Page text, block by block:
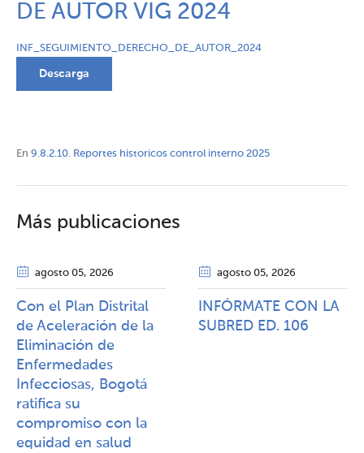
DE AUTOR VIG 2024
INF_SEGUIMIENTO_DERECHO_DE_AUTOR_2024
Descarga
En 9.8.2.10. Reportes historicos control interno 2025
Más publicaciones
agosto 05, 2026
Con el Plan Distrital
de Aceleración de la
Eliminación de
Enfermedades
Infecciosas, Bogotá
ratifica su
compromiso con la
equidad en salud
agosto 05, 2026
INFÓRMATE CON LA
SUBRED ED. 106